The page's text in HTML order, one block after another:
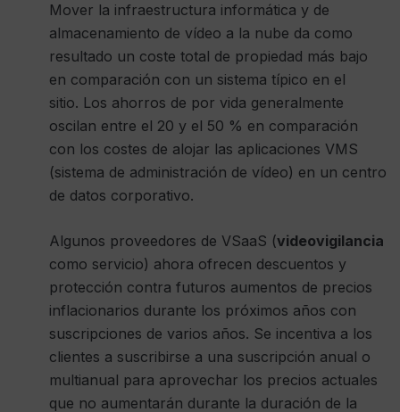
Mover la infraestructura informática y de
almacenamiento de vídeo a la nube da como
resultado un coste total de propiedad más bajo
en comparación con un sistema típico en el
sitio. Los ahorros de por vida generalmente
oscilan entre el 20 y el 50 % en comparación
con los costes de alojar las aplicaciones VMS
(sistema de administración de vídeo) en un centro
de datos corporativo.
Algunos proveedores de VSaaS (videovigilancia
como servicio) ahora ofrecen descuentos y
protección contra futuros aumentos de precios
inflacionarios durante los próximos años con
suscripciones de varios años. Se incentiva a los
clientes a suscribirse a una suscripción anual o
multianual para aprovechar los precios actuales
que no aumentarán durante la duración de la